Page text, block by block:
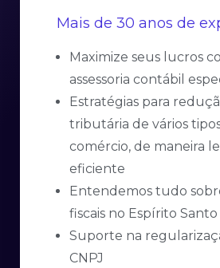
Mais de 30 anos de
Maximize seus lucros
assessoria contábil
Estratégias para
tributária de vários
comércio, de maneira
eficiente
Entendemos tudo
fiscais no Espírito Santo
Suporte na
CNPJ